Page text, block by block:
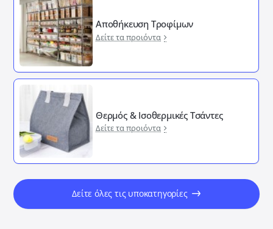
Αποθήκευση Τροφίμων
Δείτε τα προιόντα
Θερμός & Ισοθερμικές Τσάντες
Δείτε τα προιόντα
Δείτε όλες τις υποκατηγορίες